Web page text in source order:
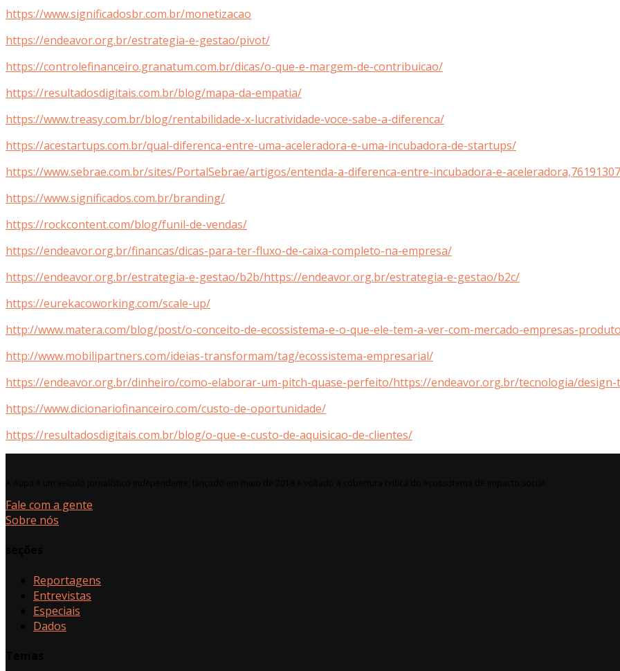
https://www.significadosbr.com.br/monetizacao
https://endeavor.org.br/estrategia-e-gestao/pivot/
https://controlefinanceiro.granatum.com.br/dicas/o-que-e-margem-de-contribuicao/
https://resultadosdigitais.com.br/blog/mapa-da-empatia/
https://www.treasy.com.br/blog/rentabilidade-x-lucratividade-voce-sabe-a-diferenca/
https://acestartups.com.br/qual-diferenca-entre-uma-aceleradora-e-uma-incubadora-de-startups/
https://www.sebrae.com.br/sites/PortalSebrae/artigos/entenda-a-diferenca-entre-incubadora-e-
https://www.significados.com.br/branding/
https://rockcontent.com/blog/funil-de-vendas/
https://endeavor.org.br/financas/dicas-para-ter-fluxo-de-caixa-completo-na-empresa/
https://endeavor.org.br/estrategia-e-gestao/b2b/https://endeavor.org.br/estrategia-e-gestao/b2c/
https://eurekacoworking.com/scale-up/
http://www.matera.com/blog/post/o-conceito-de-ecossistema-e-o-que-ele-tem-a-ver-com-mercado-empresas-
http://www.mobilipartners.com/ideias-transformam/tag/ecossistema-empresarial/
https://endeavor.org.br/dinheiro/como-elaborar-um-pitch-quase-perfeito/https://endeavor.org.br/tecnologia/
https://www.dicionariofinanceiro.com/custo-de-oportunidade/
https://resultadosdigitais.com.br/blog/o-que-e-custo-de-aquisicao-de-clientes/
Fale com a gente
Sobre nós
Reportagens
Entrevistas
Especiais
Dados